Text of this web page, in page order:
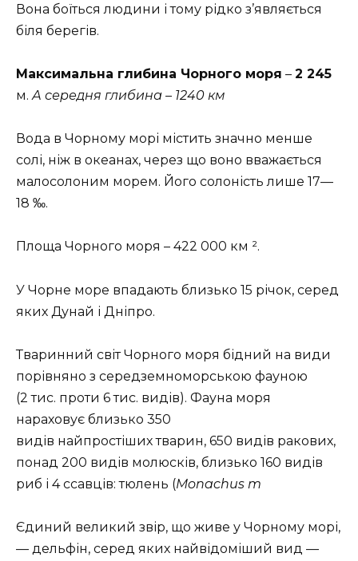
Вона боїться людини і тому рідко з’являється
біля берегів.
Максимальна глибина Чорного моря – 2 245
м.А середня глибина – 1240 км
Вода в Чорному морі містить значно менше
солі, ніж в океанах, через що воно вважається
малосолоним морем. Його солоність лише 17—
18 ‰.
Площа Чорного моря – 422 000 км ².
У Чорне море впадають близько 15 річок, серед
яких Дунай і Дніпро.
Тваринний світ Чорного моря бідний на види
порівняно з середземноморською фауною
(2 тис. проти 6 тис. видів). Фауна моря
нараховує близько 350
видів найпростіших тварин, 650 видів ракових,
понад 200 видів молюсків, близько 160 видів
риб і 4 ссавців: тюлень (Monachus m
Єдиний великий звір, що живе у Чорному морі,
— дельфін, серед яких найвідоміший вид —